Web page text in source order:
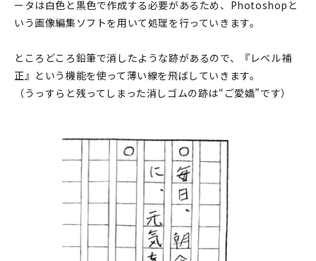
おしらせ
カートを見る
お買い物ガイド
お問い合わせ
ータは白色と黒色で作成する必要があるため、Photoshopと
いう画像編集ソフトを用いて処理を行っていきます。
ところどころ鉛筆で消したような跡があるので、『レベル補
正』という機能を使って薄い線を飛ばしていきます。
（うっすらと残ってしまった消しゴムの跡は“ご愛嬌”です）